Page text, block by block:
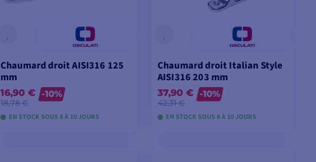
Chaumard droit AISI316 125
mm
16,90 €
18,78 €
-10%
EN STOCK SOUS 8 À 10 JOURS
Chaumard droit Italian Style
AISI316 203 mm
37,90 €
42,31 €
-10%
EN STOCK SOUS 8 À 10 JOURS